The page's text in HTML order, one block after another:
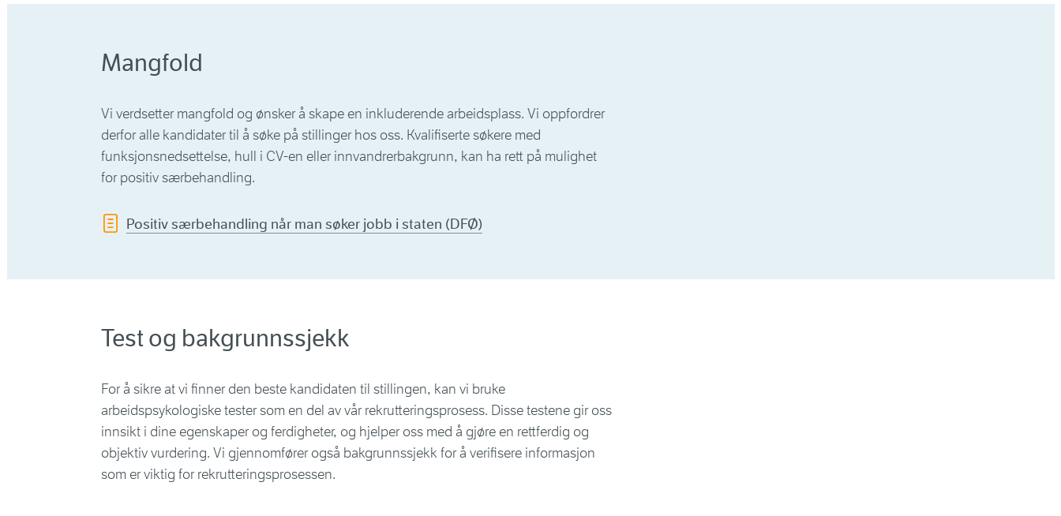
Mangfold
Vi verdsetter mangfold og ønsker å skape en inkluderende arbeidsplass. Vi oppfordrer
derfor alle kandidater til å søke på stillinger hos oss. Kvalifiserte søkere med
funksjonsnedsettelse, hull i CV-en eller innvandrerbakgrunn, kan ha rett på mulighet
for positiv særbehandling.
Positiv særbehandling når man søker jobb i staten (DFØ)
Test og bakgrunnssjekk
For å sikre at vi finner den beste kandidaten til stillingen, kan vi bruke
arbeidspsykologiske tester som en del av vår rekrutteringsprosess. Disse testene gir oss
innsikt i dine egenskaper og ferdigheter, og hjelper oss med å gjøre en rettferdig og
objektiv vurdering. Vi gjennomfører også bakgrunnssjekk for å verifisere informasjon
som er viktig for rekrutteringsprosessen.